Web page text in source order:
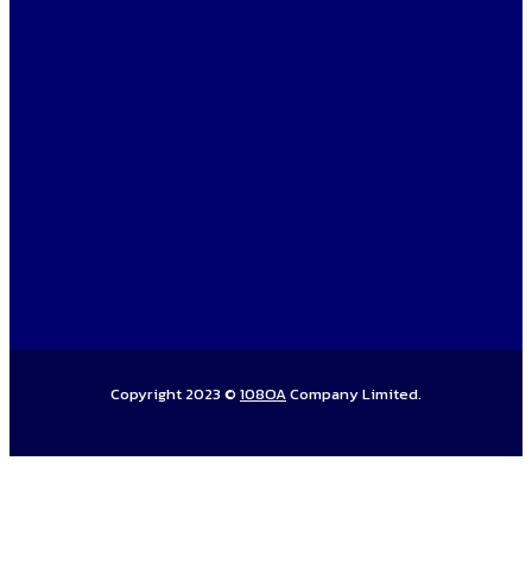
Copyright 2023 © 108OACompany Limited.